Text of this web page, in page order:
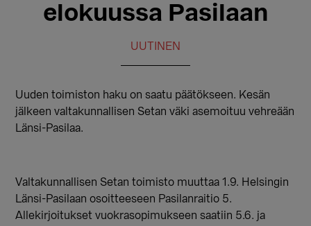
elokuussa Pasilaan
UUTINEN
Uuden toimiston haku on saatu päätökseen. Kesän
jälkeen valtakunnallisen Setan väki asemoituu vehreään
Länsi-Pasilaa.
Valtakunnallisen Setan toimisto muuttaa 1.9. Helsingin
Länsi-Pasilaan osoitteeseen Pasilanraitio 5.
Allekirjoitukset vuokrasopimukseen saatiin 5.6. ja